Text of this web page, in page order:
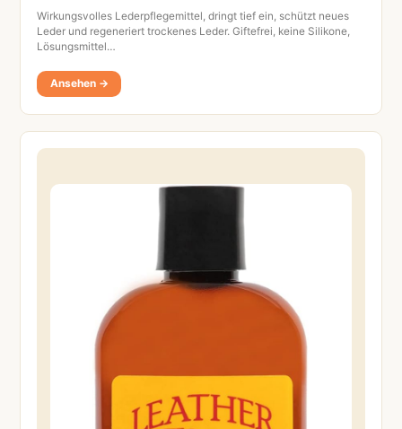
Wirkungsvolles Lederpflegemittel, dringt tief ein, schützt neues
Leder und regeneriert trockenes Leder. Giftefrei, keine Silikone,
Lösungsmittel…
Ansehen →